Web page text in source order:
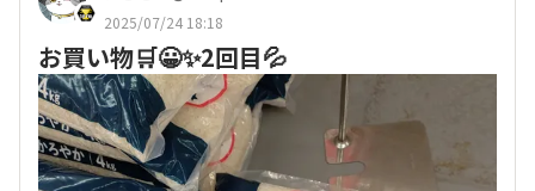
2025/07/24 18:18
お買い物🛒😀✨2回目💦